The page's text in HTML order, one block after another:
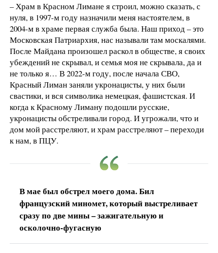
– Храм в Красном Лимане я строил, можно сказать, с
нуля, в 1997-м году назначили меня настоятелем, в
2004-м в храме первая служба была. Наш приход – это
Московская Патриархия, нас называли там москалями.
После Майдана произошел раскол в обществе, я своих
убеждений не скрывал, и семья моя не скрывала, да и
не только я… В 2022-м году, после начала СВО,
Красный Лиман заняли укронацисты, у них были
свастики, и вся символика немецкая, фашистская. И
когда к Красному Лиману подошли русские,
укронацисты обстреливали город. И угрожали, что и
дом мой расстреляют, и храм расстреляют – переходи
к нам, в ПЦУ.
В мае был обстрел моего дома. Бил
французский миномет, который выстреливает
сразу по две мины – зажигательную и
осколочно-фугасную